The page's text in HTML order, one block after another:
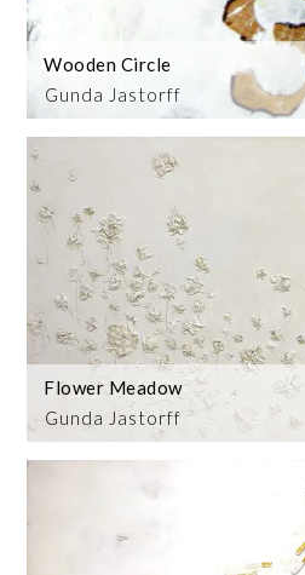
Gunda Jastorff
Wooden Circle
Gunda Jastorff
Flower Meadow